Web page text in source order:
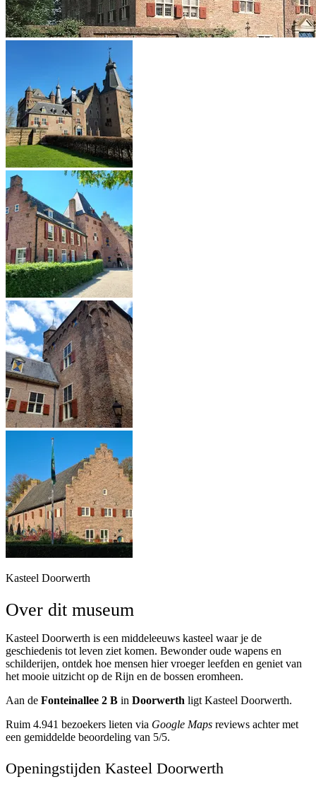
Kasteel Doorwerth
Over dit museum
Kasteel Doorwerth is een middeleeuws kasteel waar je de
geschiedenis tot leven ziet komen. Bewonder oude wapens en
schilderijen, ontdek hoe mensen hier vroeger leefden en geniet van
het mooie uitzicht op de Rijn en de bossen eromheen.
Aan de Fonteinallee 2 B in Doorwerth ligt Kasteel Doorwerth.
Ruim 4.941 bezoekers lieten via Google Maps reviews achter met
een gemiddelde beoordeling van 5/5.
Openingstijden Kasteel Doorwerth